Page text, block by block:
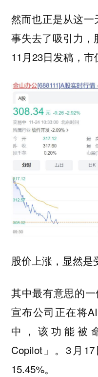
然而也正是从这
事失去了吸引力
11月23日发稿，市
股价上涨，显然是
其中最有意思的
宣布公司正在将
中，该功能被
Copilot」。3月
15.45%。